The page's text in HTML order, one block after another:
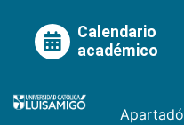
Calendario
académico
Apartadó